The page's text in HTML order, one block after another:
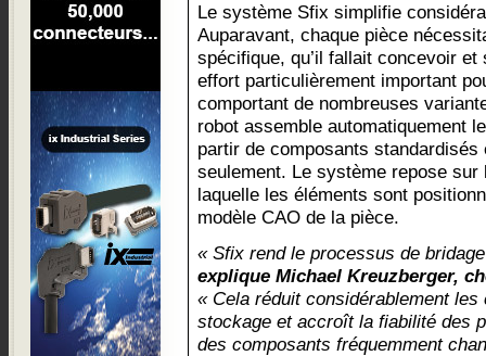
Le système Sfix simplifie
Auparavant, chaque pièce
spécifique, qu’il fallait concevoir
effort particulièrement important
comportant de nombreuses
robot assemble automatiquement
partir de composants standardisés
seulement. Le système repose
laquelle les éléments sont
modèle CAO de la pièce.
« Sfix rend le processus de
explique Michael Kreuzberger,
« Cela réduit considérablement
stockage et accroît la fiabilité des
des composants fréquemment